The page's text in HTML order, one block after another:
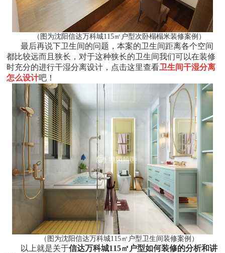
（图为沈阳信达万科城115㎡户型次卧榻榻米装修案例）
最后再说下卫生间的问题，本案的卫生间距离各个空间
都比较远而且狭长，对于这种狭长的卫生间我们可以在装修
时充分的进行干湿分离设计，点击这里查看卫生间干湿分离
怎么设计吧！
（图为沈阳信达万科城115㎡户型卫生间装修案例）
以上就是关于信达万科城115㎡户型如何装修的分析和讲